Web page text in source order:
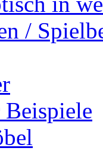
/